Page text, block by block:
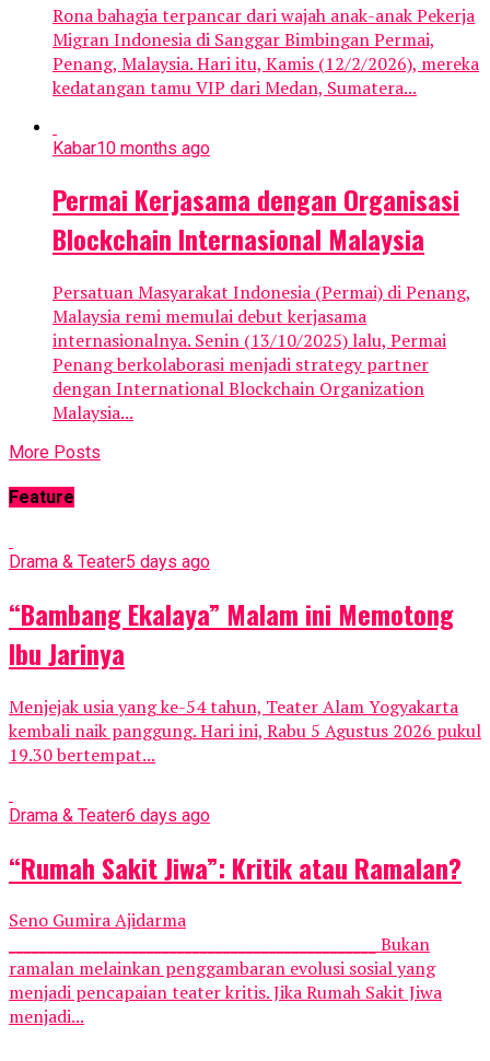
Rona bahagia terpancar dari wajah anak-anak Pekerja
Migran Indonesia di Sanggar Bimbingan Permai,
Penang, Malaysia. Hari itu, Kamis (12/2/2026), mereka
kedatangan tamu VIP dari Medan, Sumatera...
Kabar10 months ago
Permai Kerjasama dengan Organisasi
Blockchain Internasional Malaysia
Persatuan Masyarakat Indonesia (Permai) di Penang,
Malaysia remi memulai debut kerjasama
internasionalnya. Senin (13/10/2025) lalu, Permai
Penang berkolaborasi menjadi strategy partner
dengan International Blockchain Organization
Malaysia...
More Posts
Feature
Drama & Teater5 days ago
“Bambang Ekalaya” Malam ini Memotong
Ibu Jarinya
Menjejak usia yang ke-54 tahun, Teater Alam Yogyakarta
kembali naik panggung. Hari ini, Rabu 5 Agustus 2026 pukul
19.30 bertempat...
Drama & Teater6 days ago
“Rumah Sakit Jiwa”: Kritik atau Ramalan?
Seno Gumira Ajidarma
________________________________________________ Bukan
ramalan melainkan penggambaran evolusi sosial yang
menjadi pencapaian teater kritis. Jika Rumah Sakit Jiwa
menjadi...